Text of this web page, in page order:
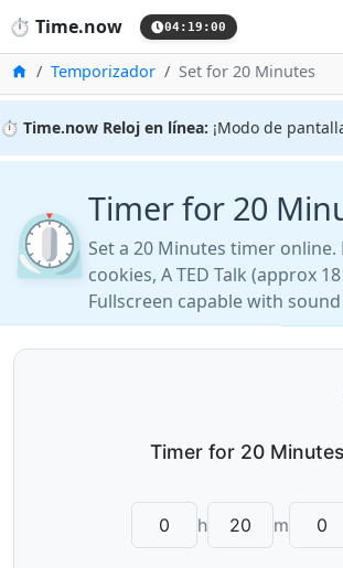
⏱️ Time.now 04:19:01
InicioTemporizador Set for 20 Minutes
⏱️ Time.now Reloj en línea: ¡Modo de pantalla
⏲️Timer for 20
Set a 20 Minutes timer
cookies, A TED Talk (approx
Fullscreen capable with
h m